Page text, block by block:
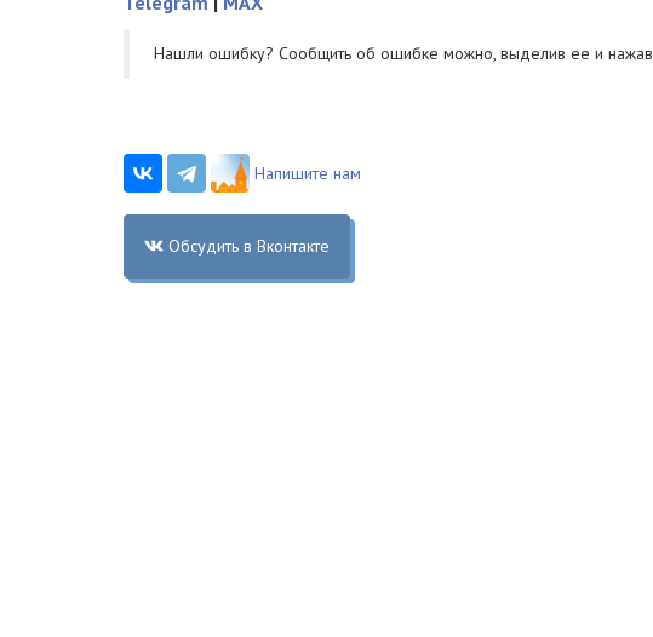
Нашли ошибку? Cообщить об ошибке можно, выделив ее и нажав
Напишите нам
Обсудить в Вконтакте